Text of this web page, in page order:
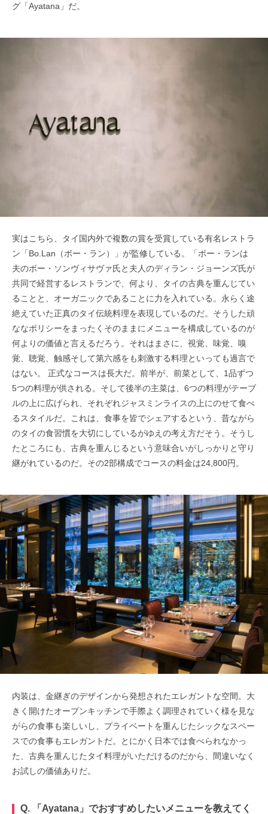
グ「Ayatana」だ。
実はこちら、タイ国内外で複数の賞を受賞している有名レストラ
ン「Bo.Lan（ボー・ラン）」が監修している。「ボー・ランは
夫のボー・ソンヴィサヴァ氏と夫人のディラン・ジョーンズ氏が
共同で経営するレストランで、何より、タイの古典を重んじてい
ることと、オーガニックであることに力を入れている。永らく途
絶えていた正真のタイ伝統料理を表現しているのだ。そうした頑
ななポリシーをまったくそのままにメニューを構成しているのが
何よりの価値と言えるだろう。それはまさに、視覚、味覚、嗅
覚、聴覚、触感そして第六感をも刺激する料理といっても過言で
はない。 正式なコースは長大だ。前半が、前菜として、1品ずつ
5つの料理が供される。そして後半の主菜は、6つの料理がテーブ
ルの上に広げられ、それぞれジャスミンライスの上にのせて食べ
るスタイルだ。これは、食事を皆でシェアするという、昔ながら
のタイの食習慣を大切にしているがゆえの考え方だそう。そうし
たところにも、古典を重んじるという意味合いがしっかりと守り
継がれているのだ。その2部構成でコースの料金は24,800円。
内装は、金継ぎのデザインから発想されたエレガントな空間。大
きく開けたオープンキッチンで手際よく調理されていく様を見な
がらの食事も楽しいし、プライベートを重んじたシックなスペー
スでの食事もエレガントだ。とにかく日本では食べられなかっ
た、古典を重んじたタイ料理がいただけるのだから、間違いなく
お試しの価値ありだ。
Q. 「Ayatana」でおすすめしたいメニューを教えてく